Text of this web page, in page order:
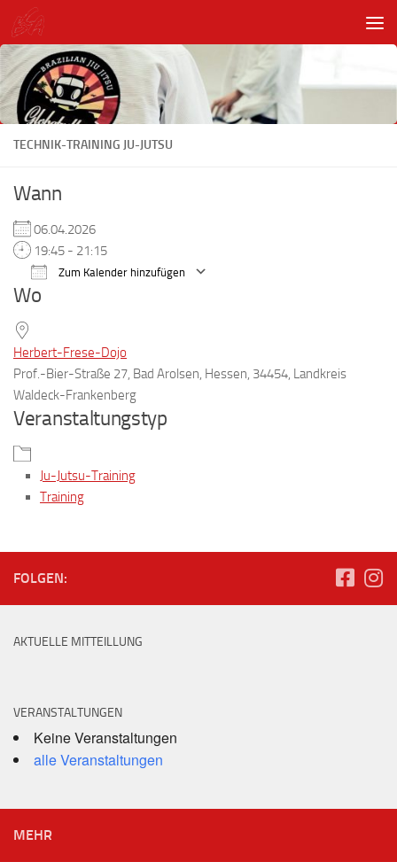
Unter dem Inhalt
TECHNIK-TRAINING JU-JUTSU
Wann
06.04.2026
19:45 - 21:15
Zum Kalender hinzufügen
Wo
Herbert-Frese-Dojo
Prof.-Bier-Straße 27, Bad Arolsen, Hessen, 34454, Landkreis
Waldeck-Frankenberg
Veranstaltungstyp
Ju-Jutsu-Training
Training
FOLGEN:
AKTUELLE MITTEILLUNG
VERANSTALTUNGEN
Keine Veranstaltungen
alle Veranstaltungen
MEHR